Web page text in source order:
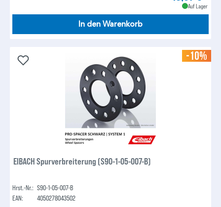
Auf Lager
In den Warenkorb
-10%
EIBACH Spurverbreiterung (S90-1-05-007-B)
Hrst.-Nr.: S90-1-05-007-B
EAN:
4050278043502